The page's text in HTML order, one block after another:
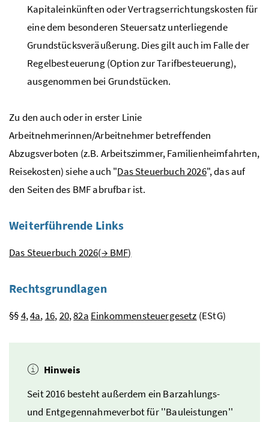
Kapitaleinkünften oder Vertragserrichtungskosten für
eine dem besonderen Steuersatz unterliegende
Grundstücksveräußerung. Dies gilt auch im Falle der
Regelbesteuerung (Option zur Tarifbesteuerung),
ausgenommen bei Grundstücken.
Zu den auch oder in erster Linie
Arbeitnehmerinnen/Arbeitnehmer betreffenden
Abzugsverboten (z.B. Arbeitszimmer, Familienheimfahrten,
Reisekosten) siehe auch "Das Steuerbuch 2026", das auf
den Seiten des BMFabrufbar ist.
Weiterführende Links
Das Steuerbuch 2026(→ BMF)
Rechtsgrundlagen
§§4,4a, 16,20,82a Einkommensteuergesetz (EStG)
Hinweis
Seit 2016 besteht außerdem ein Barzahlungs-
und Entgegennahmeverbot für ''Bauleistungen''